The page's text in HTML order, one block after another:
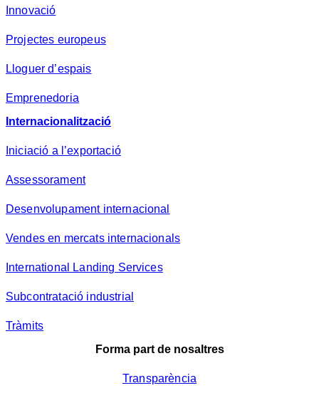
Innovació
Projectes europeus
Lloguer d’espais
Emprenedoria
Internacionalització
Iniciació a l’exportació
Assessorament
Desenvolupament internacional
Vendes en mercats internacionals
International Landing Services
Subcontratació industrial
Tràmits
Forma part de nosaltres
Transparència